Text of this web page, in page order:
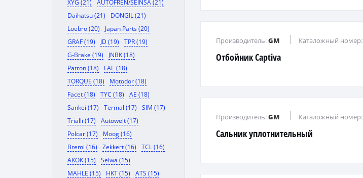
XYG (21)
AUTOFREN/SEINSA (21)
Daihatsu (21)
DONGIL (21)
Loebro (20)
Japan Parts (20)
GRAF (19)
JD (19)
TPR (19)
G-Brake (19)
JNBK (18)
Patron (18)
FAE (18)
TORQUE (18)
Motodor (18)
Facet (18)
TYC (18)
AE (18)
Sankei (17)
Termal (17)
SIM (17)
Trialli (17)
Autowelt (17)
Polcar (17)
Moog (16)
Bremi (16)
Zekkert (16)
TCL (16)
AKOK (15)
Seiwa (15)
MAHLE (15)
HKT (15)
ATS (15)
Отбойник Captiva
Производитель:GM Каталожный номер:
Сальник уплотнительный
Производитель:GM Каталожный номер: